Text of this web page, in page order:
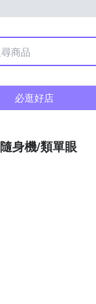
必逛好店
隨身機/類單眼